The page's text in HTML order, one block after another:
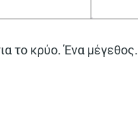
το κρύο. Ένα μέγεθος.